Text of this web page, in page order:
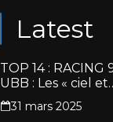
Latest
TOP 14 : RACING
UBB : Les « ciel et
blanc » renouent
la victoire
31 mars 2025